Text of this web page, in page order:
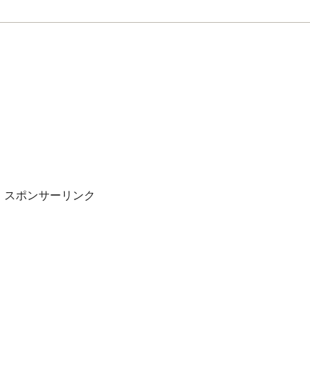
スポンサーリンク